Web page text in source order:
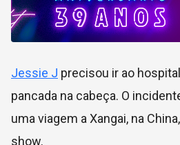
Jessie J precisou ir ao
pancada na cabeça. O
uma viagem a Xangai, na
show.